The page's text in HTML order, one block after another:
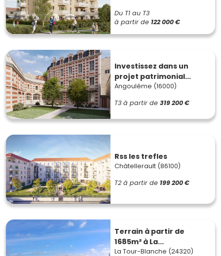
Du T1 au T3
à partir de 122 000 €
Investissez dans un
projet patrimonial...
Angoulême (16000)
T3 à partir de 319 200 €
Rss les trefles
Châtellerault (86100)
T2 à partir de 199 200 €
Terrain à partir de
1685m² à La...
La Tour-Blanche (24320)